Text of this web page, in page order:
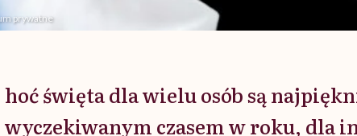
prywatne
hoć święta dla wielu osób są
wyczekiwanym czasem w roku, dla